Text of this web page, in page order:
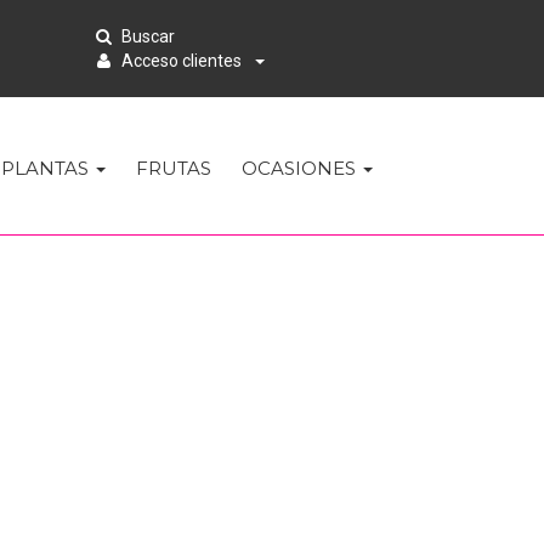
Buscar
Acceso clientes
PLANTAS FRUTAS
OCASIONES